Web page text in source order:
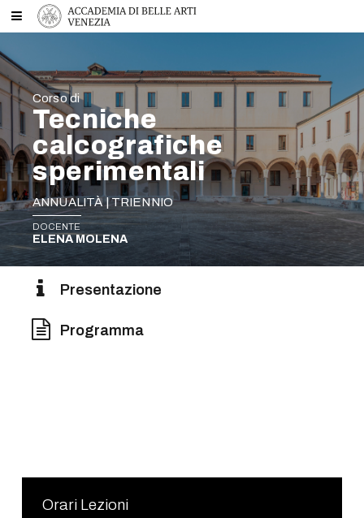
Corso di
Tecniche
calcografiche
sperimentali
ANNUALITÀ | TRIENNIO
DOCENTE
ELENA MOLENA
Presentazione
Programma
Orari Lezioni